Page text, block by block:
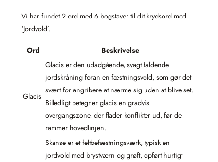
Vi har fundet 2 ord med 6 bogstaver til dit krydsord med
‘Jordvold’.
Ord Beskrivelse
Glacis
Glacis er den udadgående, svagt faldende
jordskråning foran en fæstningsvold, som gør det
svært for angribere at nærme sig uden at blive set.
Billedligt betegner glacis en gradvis
overgangszone, der flader konflikter ud, før de
rammer hovedlinjen.
Skanse er et feltbefæstningsværk, typisk en
jordvold med brystværn og grøft, opført hurtigt